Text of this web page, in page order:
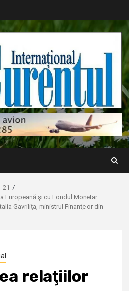
21
Europeană şi cu Fondul Monetar
Gavriliţa, ministrul Finanţelor din
relaţiilor